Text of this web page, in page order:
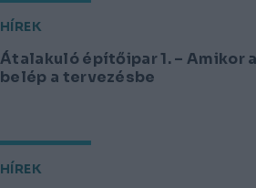
HÍREK
Átalakuló építőipar 1. – Amikor
belép a tervezésbe
HÍREK